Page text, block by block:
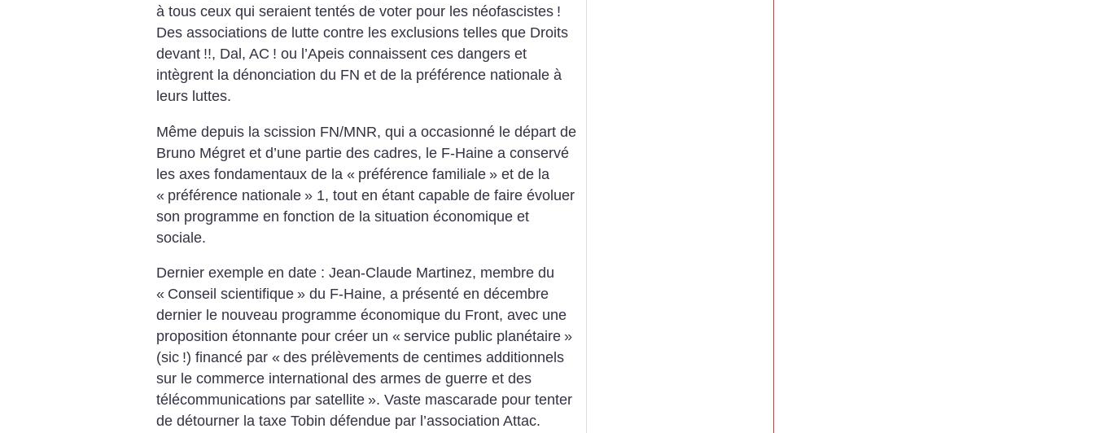
à tous ceux qui seraient tentés de voter pour les néofascistes !
Des associations de lutte contre les exclusions telles que Droits
devant !!, Dal, AC ! ou l’Apeis connaissent ces dangers et
intègrent la dénonciation du FN et de la préférence nationale à
leurs luttes.
Même depuis la scission FN/MNR, qui a occasionné le départ de
Bruno Mégret et d’une partie des cadres, le F-Haine a conservé
les axes fondamentaux de la « préférence familiale » et de la
« préférence nationale » 1, tout en étant capable de faire évoluer
son programme en fonction de la situation économique et
sociale.
Dernier exemple en date : Jean-Claude Martinez, membre du
« Conseil scientifique » du F-Haine, a présenté en décembre
dernier le nouveau programme économique du Front, avec une
proposition étonnante pour créer un « service public planétaire »
(sic !) financé par « des prélèvements de centimes additionnels
sur le commerce international des armes de guerre et des
télécommunications par satellite ». Vaste mascarade pour tenter
de détourner la taxe Tobin défendue par l’association Attac.